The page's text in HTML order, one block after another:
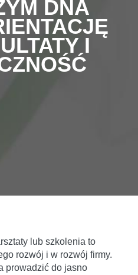
DNA
I
lub szkolenia to
rozwój i w rozwój firmy.
prowadzić do jasno